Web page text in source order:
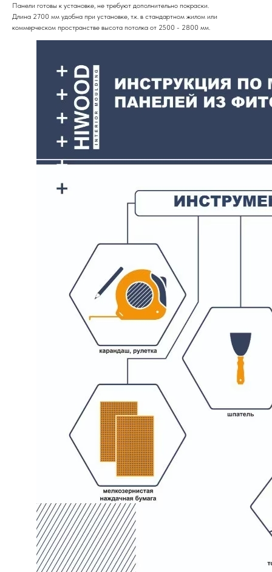
Панели готовы к установке, не требуют дополнительно покраски.
Длина 2700 мм удобна при установке, т.к. в стандартном жилом или
коммерческом пространстве высота потолка от 2500 - 2800 мм.